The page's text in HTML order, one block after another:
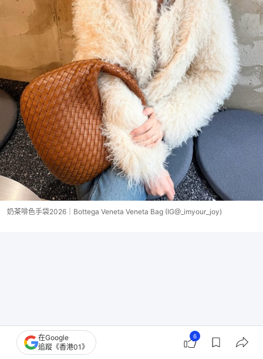
奶茶啡色手袋2026｜Bottega Veneta Veneta Bag (IG@_imyour_joy)
在Google
追蹤《香港01》
6